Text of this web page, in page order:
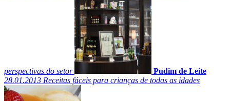
perspectivas do setor
Pudim de Leite
28.01.2013 Receitas fáceis para crianças de todas as idades